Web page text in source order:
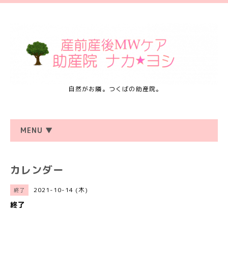
自然がお隣。つくばの助産院。
MENU ▼
カレンダー
終了 2021-10-14 (木)
終了